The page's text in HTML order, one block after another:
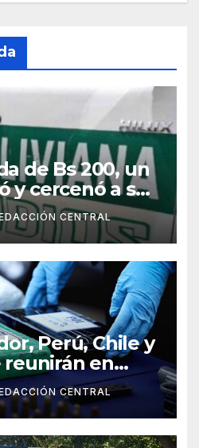
de Bs 200, un
y cercenó a su
Sur de La
CENTRAL
Perú, Chile y
en
la
CENTRAL